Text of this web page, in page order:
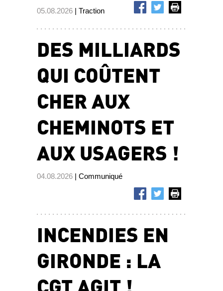
05.08.2026 | Traction
DES MILLIARDS
QUI COÛTENT
CHER AUX
CHEMINOTS ET
AUX USAGERS !
04.08.2026 | Communiqué
INCENDIES EN
GIRONDE : LA
CGT AGIT !